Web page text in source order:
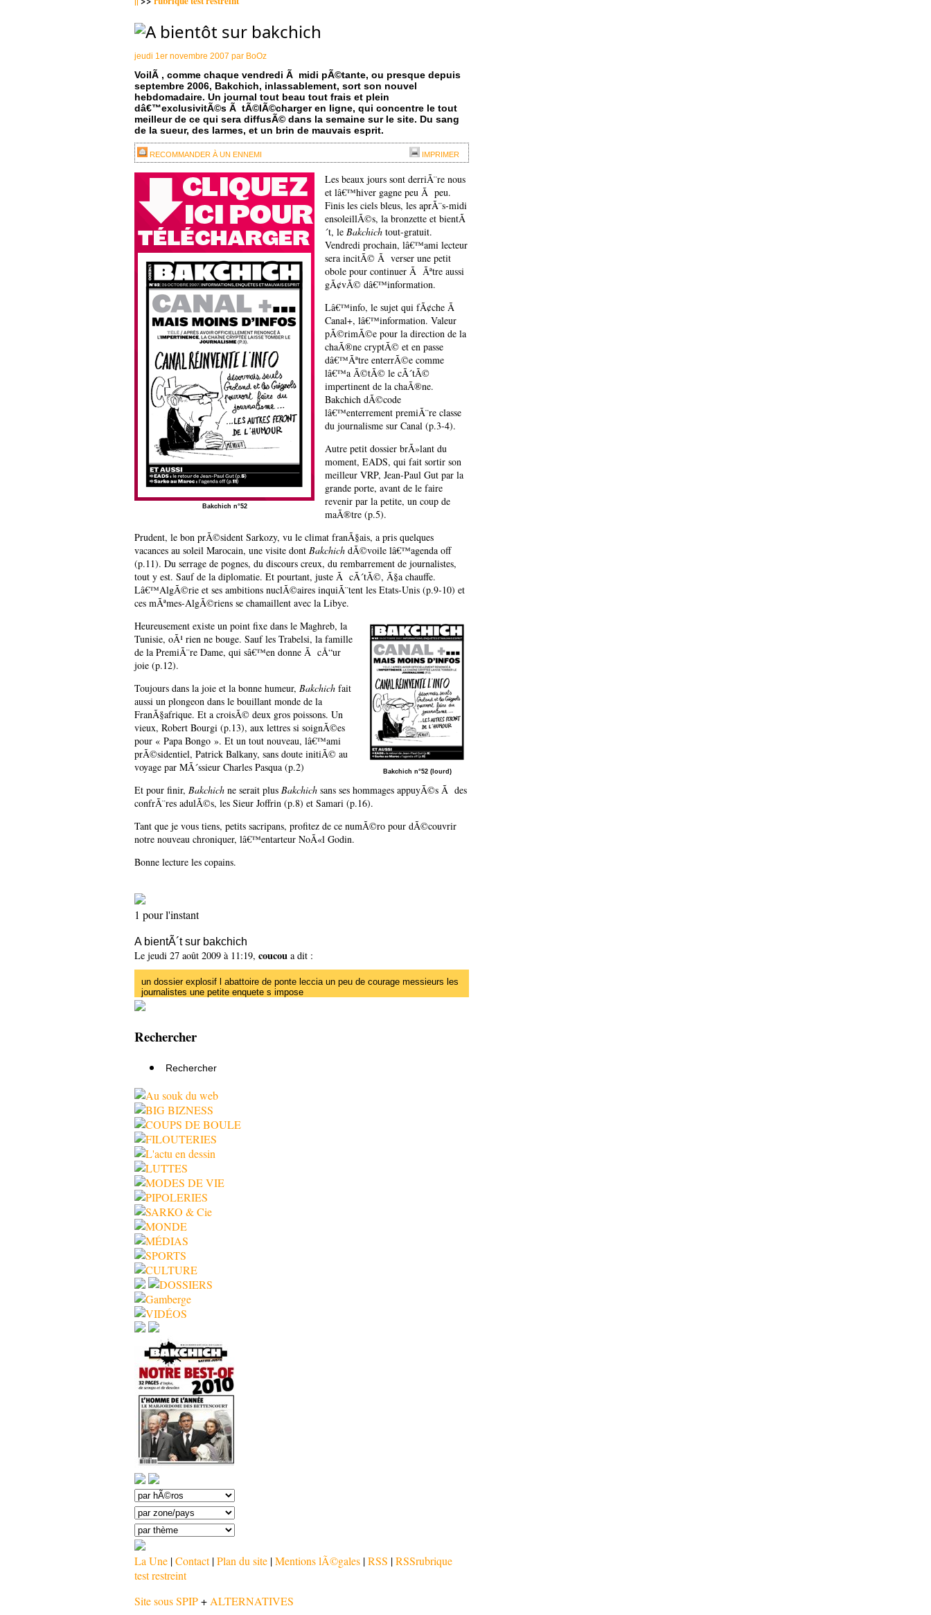
jeudi 1er novembre 2007 par BoOz
VoilÃ , comme chaque vendredi Ã midi pÃ©tante, ou presque depuis
septembre 2006, Bakchich, inlassablement, sort son nouvel
hebdomadaire. Un journal tout beau tout frais et plein
dâ€™exclusivitÃ©s Ã tÃ©lÃ©charger en ligne, qui concentre le tout
meilleur de ce qui sera diffusÃ© dans la semaine sur le site. Du sang
de la sueur, des larmes, et un brin de mauvais esprit.
IMPRIMER
RECOMMANDER À UN ENNEMI
Bakchich n°52
Les beaux jours sont derriÃ¨re nous
et lâ€™hiver gagne peu Ã peu.
Finis les ciels bleus, les aprÃ¨s-midi
ensoleillÃ©s, la bronzette et bientÃ
´t, le Bakchich tout-gratuit.
Vendredi prochain, lâ€™ami lecteur
sera incitÃ© Ã verser une petit
obole pour continuer Ã Ãªtre aussi
gÃ¢vÃ© dâ€™information.
Lâ€™info, le sujet qui fÃ¢che Ã
Canal+, lâ€™information. Valeur
pÃ©rimÃ©e pour la direction de la
chaÃ®ne cryptÃ© et en passe
dâ€™Ãªtre enterrÃ©e comme
lâ€™a Ã©tÃ© le cÃ´tÃ©
impertinent de la chaÃ®ne.
Bakchich dÃ©code
lâ€™enterrement premiÃ¨re classe
du journalisme sur Canal (p.3-4).
Autre petit dossier brÃ»lant du
moment, EADS, qui fait sortir son
meilleur VRP, Jean-Paul Gut par la
grande porte, avant de le faire
revenir par la petite, un coup de
maÃ®tre (p.5).
Prudent, le bon prÃ©sident Sarkozy, vu le climat franÃ§ais, a pris quelques
vacances au soleil Marocain, une visite dont Bakchich dÃ©voile lâ€™agenda off
(p.11). Du serrage de pognes, du discours creux, du rembarrement de journalistes,
tout y est. Sauf de la diplomatie. Et pourtant, juste Ã cÃ´tÃ©, Ã§a chauffe.
Lâ€™AlgÃ©rie et ses ambitions nuclÃ©aires inquiÃ¨tent les Etats-Unis (p.9-10) et
ces mÃªmes-AlgÃ©riens se chamaillent avec la Libye.
Bakchich n°52 (lourd)
Heureusement existe un point fixe dans le Maghreb, la
Tunisie, oÃ¹ rien ne bouge. Sauf les Trabelsi, la famille
de la PremiÃ¨re Dame, qui sâ€™en donne Ã cÅ“ur
joie (p.12).
Toujours dans la joie et la bonne humeur, Bakchich fait
aussi un plongeon dans le bouillant monde de la
FranÃ§afrique. Et a croisÃ© deux gros poissons. Un
vieux, Robert Bourgi (p.13), aux lettres si soignÃ©es
pour « Papa Bongo ». Et un tout nouveau, lâ€™ami
prÃ©sidentiel, Patrick Balkany, sans doute initiÃ© au
voyage par MÃ´ssieur Charles Pasqua (p.2)
Et pour finir, Bakchich ne serait plus Bakchich sans ses hommages appuyÃ©s Ã des
confrÃ¨res adulÃ©s, les Sieur Joffrin (p.8) et Samari (p.16).
Tant que je vous tiens, petits sacripans, profitez de ce numÃ©ro pour dÃ©couvrir
notre nouveau chroniquer, lâ€™entarteur NoÃ«l Godin.
Bonne lecture les copains.
1 pour l'instant
A bientÃ´t sur bakchich
Le jeudi 27 août 2009 à 11:19, coucou a dit :
un dossier explosif l abattoire de ponte leccia un peu de courage messieurs les
journalistes une petite enquete s impose
Rechercher
La Une |Contact|Plan du site |Mentions lÃ©gales |RSS |RSSrubrique
test restreint
Site sous SPIP+ ALTERNATIVES